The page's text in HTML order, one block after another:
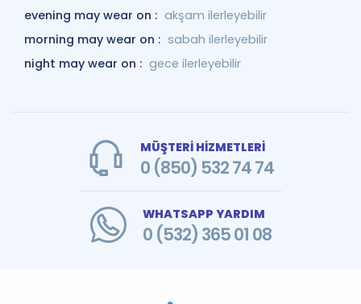
evening may wear on : akşam ilerleyebilir
morning may wear on : sabah ilerleyebilir
night may wear on : gece ilerleyebilir
MÜŞTERİ HİZMETLERİ
0 (850) 532 74 74
WHATSAPP YARDIM
0 (532) 365 01 08